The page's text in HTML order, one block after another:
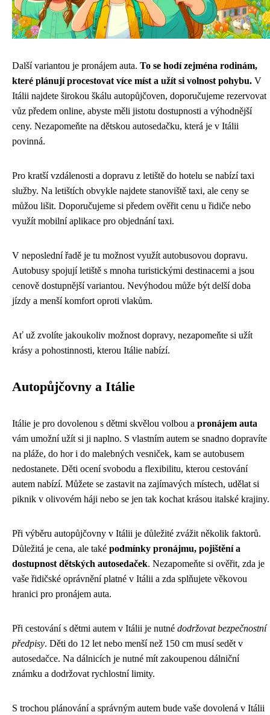
Další variantou je pronájem auta. To se hodí zejména rodinám,
které plánují procestovat více míst a užít si volnost pohybu. V
Itálii najdete širokou škálu autopůjčoven, doporučujeme rezervovat
vůz předem online, abyste měli jistotu dostupnosti a výhodnější
ceny. Nezapomeňte na dětskou autosedačku, která je v Itálii
povinná.
Pro kratší vzdálenosti a dopravu z letiště do hotelu se nabízí taxi
služby. Na letištích obvykle najdete stanoviště taxi, ale ceny se
můžou lišit. Doporučujeme si předem ověřit cenu u řidiče nebo
využít mobilní aplikace pro objednání taxi.
V neposlední řadě je tu možnost využít autobusovou dopravu.
Autobusy spojují letiště s mnoha turistickými destinacemi a jsou
cenově dostupnější variantou. Nevýhodou může být delší doba
jízdy a menší komfort oproti vlakům.
Ať už zvolíte jakoukoliv možnost dopravy, nezapomeňte si užít
krásy a pohostinnosti, kterou Itálie nabízí.
Autopůjčovny a Itálie
Itálie je pro dovolenou s dětmi skvělou volbou a pronájem auta
vám umožní užít si ji naplno. S vlastním autem se snadno dopravíte
na pláže, do hor i do malebných vesniček, kam se autobusem
nedostanete. Děti ocení svobodu a flexibilitu, kterou cestování
autem nabízí. Můžete se zastavit na zajímavých místech, udělat si
piknik v olivovém háji nebo se jen tak kochat krásou italské krajiny.
Při výběru autopůjčovny v Itálii je důležité zvážit několik faktorů.
Důležitá je cena, ale také podmínky pronájmu, pojištění a
dostupnost dětských autosedaček. Nezapomeňte si ověřit, zda je
vaše řidičské oprávnění platné v Itálii a zda splňujete věkovou
hranici pro pronájem auta.
Při cestování s dětmi autem v Itálii je nutné dodržovat bezpečnostní
předpisy. Děti do 12 let nebo menší než 150 cm musí sedět v
autosedačce. Na dálnicích je nutné mít zakoupenou dálniční
známku a dodržovat rychlostní limity.
S trochou plánování a správným autem bude vaše dovolená v Itálii